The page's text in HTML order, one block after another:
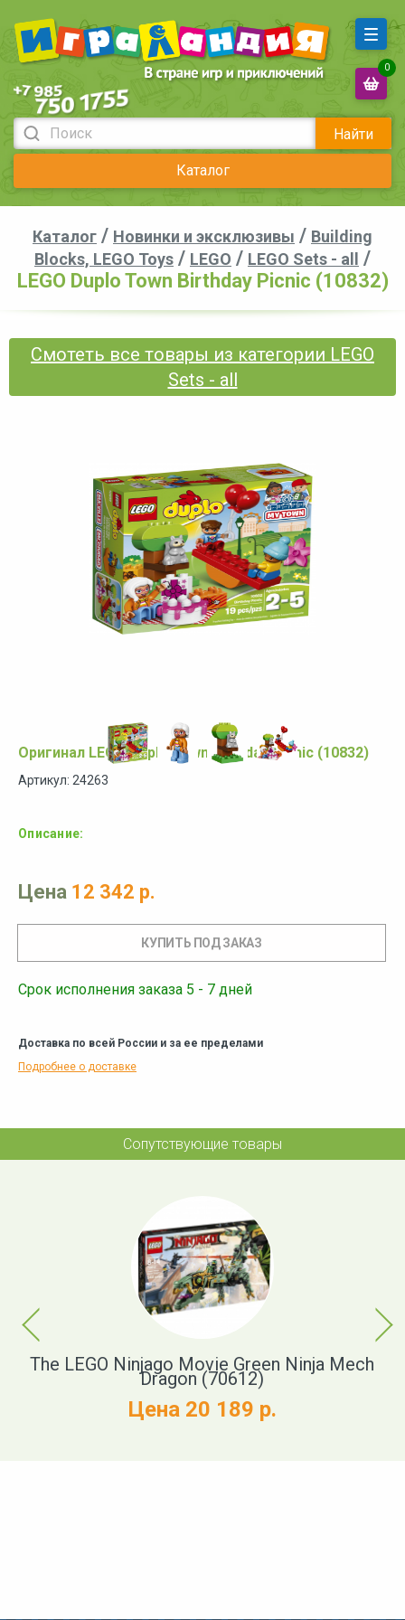
Найти
Каталог
0
Каталог / Новинки и эксклюзивы / Building
Blocks, LEGO Toys / LEGO / LEGO Sets - all
/
LEGO Duplo Town Birthday Picnic (10832)
Смотеть все товары из категории LEGO
Sets - all
Оригинал LEGO Duplo Town Birthday Picnic (10832)
Артикул: 24263
Описание:
Цена 12 342 р.
Срок исполнения заказа 5 - 7 дней
Доставка по всей России и за ее пределами
Подробнее о доставке
Сопутствующие товары
Previous
The LEGO Ninjago Movie Green Ninja Mech
Dragon (70612)
Цена 20 189 р.
Next